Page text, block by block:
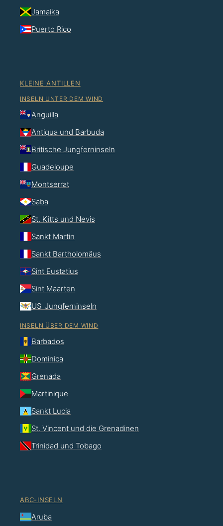
Jamaika
Puerto Rico
KLEINE ANTILLEN
INSELN UNTER DEM WIND
Anguilla
Antigua und Barbuda
Britische Jungferninseln
Guadeloupe
Montserrat
Saba
St. Kitts und Nevis
Sankt Martin
Sankt Bartholomäus
Sint Eustatius
Sint Maarten
US-Jungferninseln
INSELN ÜBER DEM WIND
Barbados
Dominica
Grenada
Martinique
Sankt Lucia
St. Vincent und die Grenadinen
Trinidad und Tobago
ABC-INSELN
Aruba